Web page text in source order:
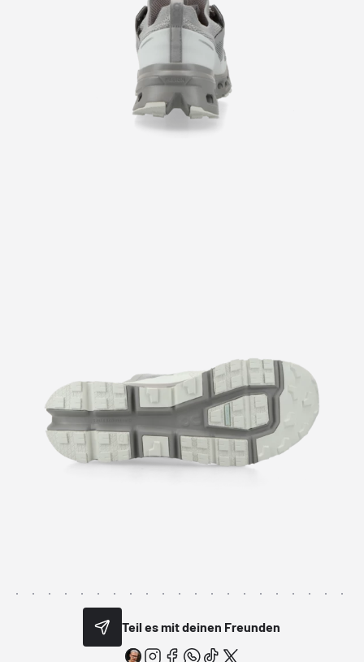
Teil es mit deinen Freunden